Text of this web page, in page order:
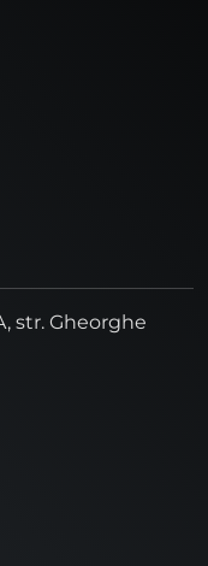
str. Gheorghe